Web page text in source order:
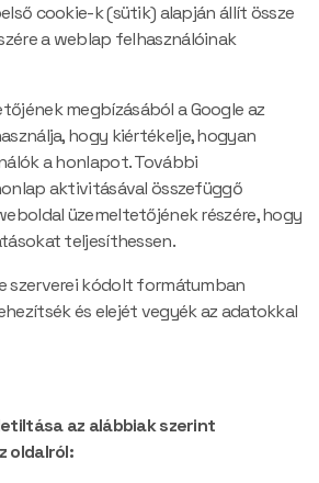
cookie-k (sütik) alapján állít össze
a weblap felhasználóinak
megbízásából a Google az
hogy kiértékelje, hogyan
a honlapot. További
aktivitásával összefüggő
üzemeltetőjének részére, hogy
teljesíthessen.
szerverei kódolt formátumban
és elejét vegyék az adatokkal
az alábbiak szerint
oldalról: